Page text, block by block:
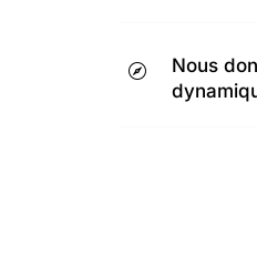

Nous